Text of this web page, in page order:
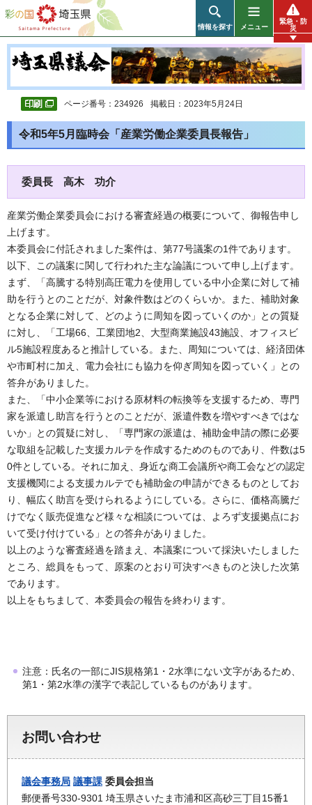
彩の国 埼玉県
情報を探す メニュー
緊急・防
災
ページ番号：234926 掲載日：2023年5月24日
令和5年5月臨時会「産業労働企業委員長報告」
委員長 高木 功介
産業労働企業委員会における審査経過の概要について、御報告申し
上げます。
本委員会に付託されました案件は、第77号議案の1件であります。
以下、この議案に関して行われた主な論議について申し上げます。
まず、「高騰する特別高圧電力を使用している中小企業に対して補
助を行うとのことだが、対象件数はどのくらいか。また、補助対象
となる企業に対して、どのように周知を図っていくのか」との質疑
に対し、「工場66、工業団地2、大型商業施設43施設、オフィスビ
ル5施設程度あると推計している。また、周知については、経済団体
や市町村に加え、電力会社にも協力を仰ぎ周知を図っていく」との
答弁がありました。
また、「中小企業等における原材料の転換等を支援するため、専門
家を派遣し助言を行うとのことだが、派遣件数を増やすべきではな
いか」との質疑に対し、「専門家の派遣は、補助金申請の際に必要
な取組を記載した支援カルテを作成するためのものであり、件数は5
0件としている。それに加え、身近な商工会議所や商工会などの認定
支援機関による支援カルテでも補助金の申請ができるものとしてお
り、幅広く助言を受けられるようにしている。さらに、価格高騰だ
けでなく販売促進など様々な相談については、よろず支援拠点にお
いて受け付けている」との答弁がありました。
以上のような審査経過を踏まえ、本議案について採決いたしました
ところ、総員をもって、原案のとおり可決すべきものと決した次第
であります。
以上をもちまして、本委員会の報告を終わります。
注意：氏名の一部にJIS規格第1・2水準にない文字があるため、
第1・第2水準の漢字で表記しているものがあります。
お問い合わせ
議会事務局 議事課 委員会担当
郵便番号330-9301 埼玉県さいたま市浦和区高砂三丁目15番1